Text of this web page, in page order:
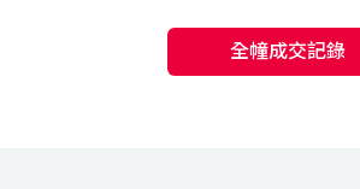
全幢成交記錄